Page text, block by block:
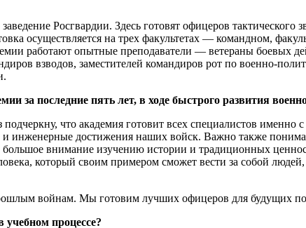
Росгвардии. Здесь готовят офицеров
осуществляется на трех факультетах — командном,
работают опытные преподаватели — ветераны
взводов, заместителей командиров рот по военно-
за последние пять лет, в ходе быстрого развития
что академия готовит всех специалистов
инженерные достижения наших войск. Важно также
внимание изучению истории и традиционных
который своим примером сможет вести за собой
процессе?